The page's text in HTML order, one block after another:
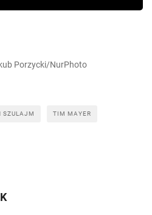
Porzycki/NurPhoto
SZULAJM TIM MAYER